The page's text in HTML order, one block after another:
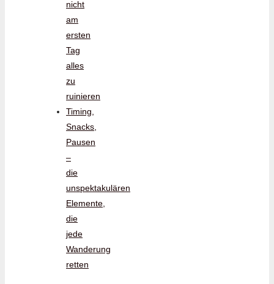
nicht
am
ersten
Tag
alles
zu
ruinieren
Timing,
Snacks,
Pausen
–
die
unspektakulären
Elemente,
die
jede
Wanderung
retten